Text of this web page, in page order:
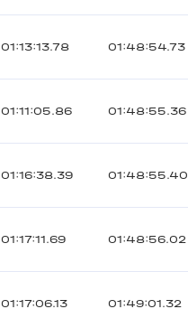
01:13:13.78 01:48:54.73
01:11:05.86 01:48:55.36
01:16:38.39 01:48:55.40
01:17:11.69 01:48:56.02
01:17:06.13 01:49:01.32